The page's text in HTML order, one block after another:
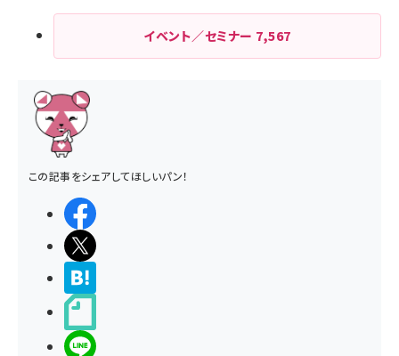
イベント／セミナー 7,567
この記事をシェアしてほしいパン！